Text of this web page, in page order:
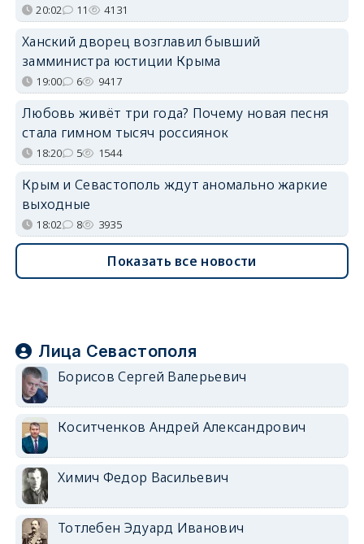
20:02 11 4131
Ханский дворец возглавил бывший
замминистра юстиции Крыма
19:00 6 9417
Любовь живёт три года? Почему новая песня
стала гимном тысяч россиянок
18:20 5 1544
Крым и Севастополь ждут аномально жаркие
выходные
18:02 8 3935
Показать все новости
Лица Севастополя
Борисов Сергей Валерьевич
Коситченков Андрей Александрович
Химич Федор Васильевич
Тотлебен Эдуард Иванович